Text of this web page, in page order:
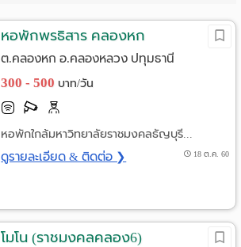
หอพักพรธิสาร คลองหก
ต.คลองหก อ.คลองหลวง ปทุมธานี
300 - 500 บาท/วัน
หอพักใกล้มหาวิทยาลัยราชมงคลธัญบุรี...
ดูรายละเอียด & ติดต่อ ❯ 18 ต.ค. 60
โมโน (ราชมงคลคลอง6)